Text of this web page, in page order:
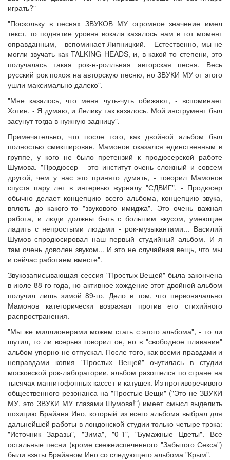
играть?"
"Поскольку в песнях ЗВУКОВ МУ огромное значение имел
текст, то поднятие уровня вокала казалось нам в тот момент
оправданным, - вспоминает Липницкий. - Естественно, мы не
могли звучать как TALKING HEADS, и, в какой-то степени, это
получалась такая рок-н-ролльная авторская песня. Весь
русский рок похож на авторскую песню, но ЗВУКИ МУ от этого
ушли максимально далеко".
"Мне казалось, что меня чуть-чуть обижают, - вспоминает
Хотин. - Я думаю, и Лелику так казалось. Мой инструмент был
засунут тогда в нужную задницу".
Примечательно, что после того, как двойной альбом был
полностью смикширован, Мамонов оказался единственным в
группе, у кого не было претензий к продюсерской работе
Шумова. "Продюсер - это институт очень сложный и совсем
другой, чем у нас это принято думать, - говорил Мамонов
спустя пару лет в интервью журналу "СДВИГ". - Продюсер
обычно делает концепцию всего альбома, концепцию звука,
вплоть до какого-то "звукового имиджа". Это очень важная
работа, и люди должны быть с большим вкусом, умеющие
ладить с непростыми людьми - рок-музыкантами... Василий
Шумов спродюсировал наш первый студийный альбом. И я
там очень доволен звуком... И это не случайная вещь, что мы
и сейчас работаем вместе".
Звукозаписывающая сессия "Простых Вещей" была закончена
в июле 88-го года, но активное хождение этот двойной альбом
получил лишь зимой 89-го. Дело в том, что первоначально
Мамонов категорически возражал против его стихийного
распространения.
"Мы же миллионерами можем стать с этого альбома", - то ли
шутил, то ли всерьез говорил он, но в "свободное плавание"
альбом упорно не отпускал. После того, как всеми правдами и
неправдами копия "Простых Вещей" очутилась в студии
московской рок-лаборатории, альбом разошелся по стране на
тысячах магнитофонных кассет и катушек. Из противоречивого
общественного резонанса на "Простые Вещи" ("Это не ЗВУКИ
МУ, это ЗВУКИ МУ глазами Шумова!") имеет смысл выделить
позицию Брайана Ино, который из всего альбома выбрал для
дальнейшей работы в лондонской студии только четыре трэка:
"Источник Заразы", "Зима", "0-1", "Бумажные Цветы". Все
остальные песни (кроме свежеиспеченного "Забытого Секса")
были взяты Брайаном Ино со следующего альбома "Крым".